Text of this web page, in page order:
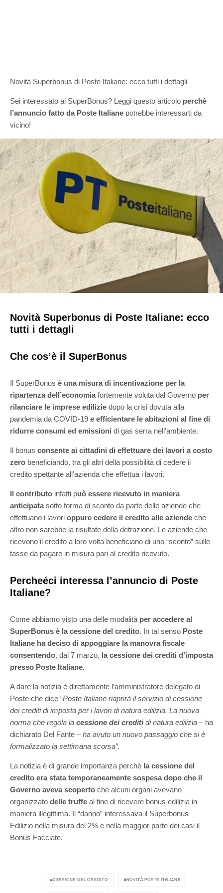
Novità Superbonus di Poste Italiane: ecco tutti i dettagli
Sei interessato al SuperBonus? Leggi questo articolo perchè
l’annuncio fatto da Poste Italiane potrebbe interessarti da
vicino!
Novità Superbonus di Poste Italiane: ecco
tutti i dettagli
Che cos’è il SuperBonus
Il SuperBonus è una misura di incentivazione per la
ripartenza dell’economiafortemente voluta dal Governo per
rilanciare le imprese edilizie dopo la crisi dovuta alla
pandemia da COVID-19 e efficientare le abitazioni al fine di
ridurre consumi ed emissioni di gas serra nell’ambiente.
Il bonus consente ai cittadini di effettuare dei lavori a costo
zero beneficiando, tra gli altri della possibilità di cedere il
credito spettante all’azienda che effettua i lavori.
Il contributo infatti può essere ricevuto in maniera
anticipatasotto forma di sconto da parte delle aziende che
effettuano i lavori oppure cedere il credito alle aziende che
altro non sarebbe la risultate della detrazione. Le aziende che
ricevono il credito a loro volta beneficiano di uno “sconto” sulle
tasse da pagare in misura pari al credito ricevuto.
Percheéci interessa l’annuncio di Poste
Italiane?
Come abbiamo visto una delle modalità per accedere al
SuperBonus è la cessione del credito. In tal senso Poste
Italiane ha deciso di appoggiare la manovra fiscale
consentendo, dal 7 marzo, la cessione dei crediti d’imposta
presso Poste Italiane.
A dare la notizia è direttamente l’amministratore delegato di
Poste che dice “Poste Italiane riaprirà il servizio di cessione
dei crediti di imposta per i lavori di natura edilizia. La nuova
norma che regola la cessione dei creditidi natura edilizia – ha
dichiarato Del Fante –ha avuto un nuovo passaggio che si è
formalizzato la settimana scorsa”.
La notizia è di grande importanza perchè la cessione del
credito era stata temporaneamente sospesa dopo che il
Governo aveva scoperto che alcuni organi avevano
organizzato delle truffe al fine di ricevere bonus edilizia in
maniera illegittima. Il “danno” interessava il Superbonus
Edilizio nella misura del 2% e nella maggior parte dei casi il
Bonus Facciate.
CESSIONE DEL CREDITO NOVITÀ POSTE ITALIANE